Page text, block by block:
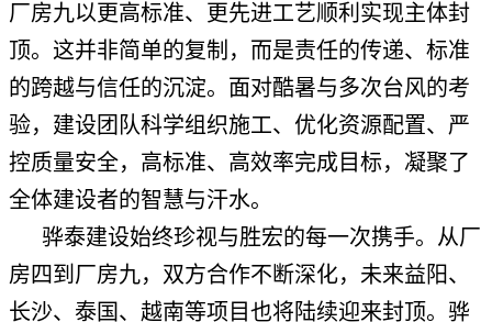
厂房九以更高标准、更先进工艺顺利实现主体封
顶。这并非简单的复制，而是责任的传递、标准
的跨越与信任的沉淀。面对酷暑与多次台风的考
验，建设团队科学组织施工、优化资源配置、严
控质量安全，高标准、高效率完成目标，凝聚了
全体建设者的智慧与汗水。
骅泰建设始终珍视与胜宏的每一次携手。从厂
房四到厂房九，双方合作不断深化，未来益阳、
长沙、泰国、越南等项目也将陆续迎来封顶。骅